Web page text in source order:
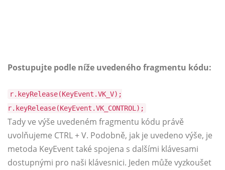
Postupujte podle níže uvedeného fragmentu kódu:
r.keyRelease(KeyEvent.VK_V);
r.keyRelease(KeyEvent.VK_CONTROL);
Tady ve výše uvedeném fragmentu kódu právě
uvolňujeme CTRL + V. Podobně, jak je uvedeno výše, je
metoda KeyEvent také spojena s dalšími klávesami
dostupnými pro naši klávesnici. Jeden může vyzkoušet